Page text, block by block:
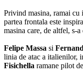
Privind masina, ramai cu
partea frontala este
masina care, de altfel, s-
Felipe Massa si
linia de atac a italienilor,
Fisichella ramane pilot